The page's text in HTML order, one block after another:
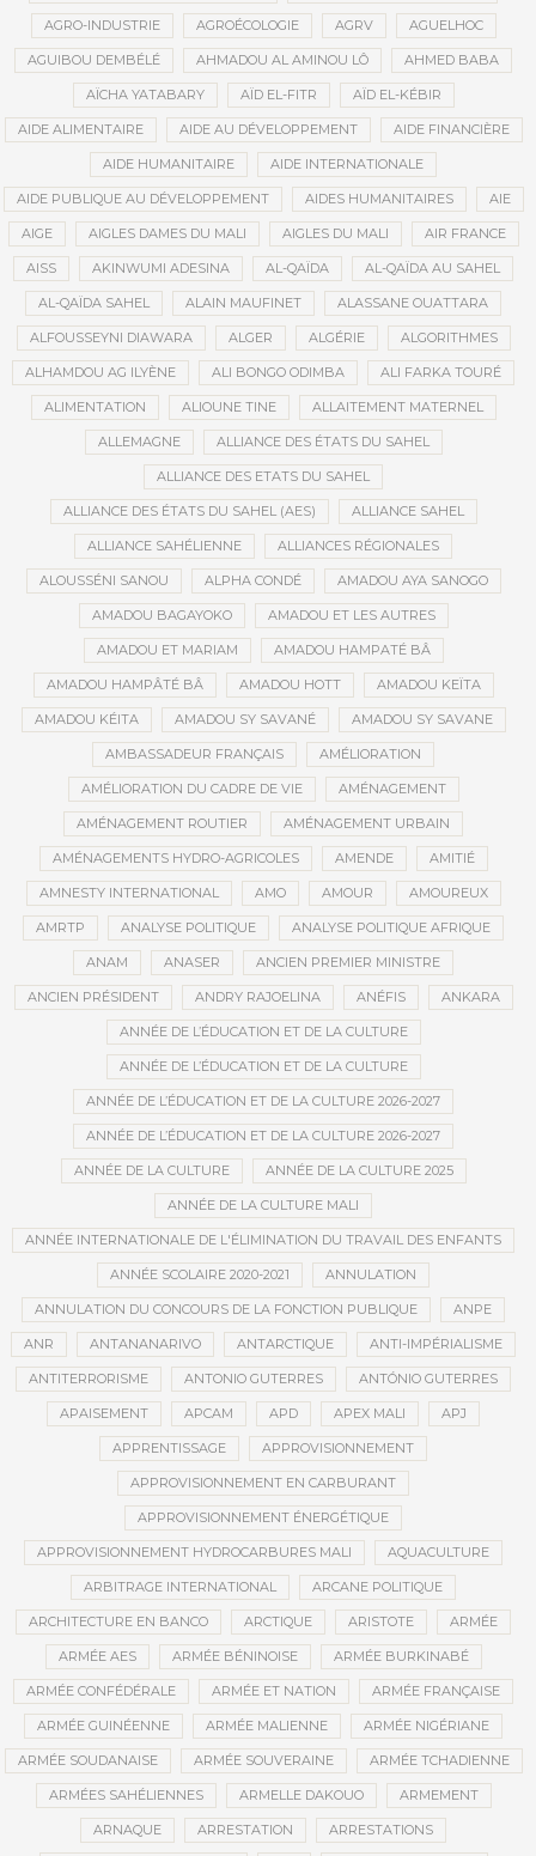
AGRO-INDUSTRIE AGROÉCOLOGIE AGRV AGUELHOC
AGUIBOU DEMBÉLÉ AHMADOU AL AMINOU LÔ AHMED BABA
AÏCHA YATABARY AÏD EL-FITR AÏD EL-KÉBIR
AIDE ALIMENTAIRE AIDE AU DÉVELOPPEMENT AIDE FINANCIÈRE
AIDE HUMANITAIRE AIDE INTERNATIONALE
AIDE PUBLIQUE AU DÉVELOPPEMENT AIDES HUMANITAIRES AIE
AIGE AIGLES DAMES DU MALI AIGLES DU MALI AIR FRANCE
AISS AKINWUMI ADESINA AL-QAÏDA AL-QAÏDA AU SAHEL
AL-QAÏDA SAHEL ALAIN MAUFINET ALASSANE OUATTARA
ALFOUSSEYNI DIAWARA ALGER ALGÉRIE ALGORITHMES
ALHAMDOU AG ILYÈNE ALI BONGO ODIMBA ALI FARKA TOURÉ
ALIMENTATION ALIOUNE TINE ALLAITEMENT MATERNEL
ALLEMAGNE ALLIANCE DES ÉTATS DU SAHEL
ALLIANCE DES ETATS DU SAHEL
ALLIANCE DES ÉTATS DU SAHEL (AES) ALLIANCE SAHEL
ALLIANCE SAHÉLIENNE ALLIANCES RÉGIONALES
ALOUSSÉNI SANOU ALPHA CONDÉ AMADOU AYA SANOGO
AMADOU BAGAYOKO AMADOU ET LES AUTRES
AMADOU ET MARIAM AMADOU HAMPATÉ BÂ
AMADOU HAMPÂTÉ BÂ AMADOU HOTT AMADOU KEÏTA
AMADOU KÉITA AMADOU SY SAVANÉ AMADOU SY SAVANE
AMBASSADEUR FRANÇAIS AMÉLIORATION
AMÉLIORATION DU CADRE DE VIE AMÉNAGEMENT
AMÉNAGEMENT ROUTIER AMÉNAGEMENT URBAIN
AMÉNAGEMENTS HYDRO-AGRICOLES AMENDE AMITIÉ
AMNESTY INTERNATIONAL AMO AMOUR AMOUREUX
AMRTP ANALYSE POLITIQUE ANALYSE POLITIQUE AFRIQUE
ANAM ANASER ANCIEN PREMIER MINISTRE
ANCIEN PRÉSIDENT ANDRY RAJOELINA ANÉFIS ANKARA
ANNÉE DE L’ÉDUCATION ET DE LA CULTURE
ANNÉE DE L’ÉDUCATION ET DE LA CULTURE
ANNÉE DE L’ÉDUCATION ET DE LA CULTURE 2026-2027
ANNÉE DE L’ÉDUCATION ET DE LA CULTURE 2026-2027
ANNÉE DE LA CULTURE ANNÉE DE LA CULTURE 2025
ANNÉE DE LA CULTURE MALI
ANNÉE INTERNATIONALE DE L'ÉLIMINATION DU TRAVAIL DES ENFANTS
ANNÉE SCOLAIRE 2020-2021 ANNULATION
ANNULATION DU CONCOURS DE LA FONCTION PUBLIQUE ANPE
ANR ANTANANARIVO ANTARCTIQUE ANTI-IMPÉRIALISME
ANTITERRORISME ANTONIO GUTERRES ANTÓNIO GUTERRES
APAISEMENT APCAM APD APEX MALI APJ
APPRENTISSAGE APPROVISIONNEMENT
APPROVISIONNEMENT EN CARBURANT
APPROVISIONNEMENT ÉNERGÉTIQUE
APPROVISIONNEMENT HYDROCARBURES MALI AQUACULTURE
ARBITRAGE INTERNATIONAL ARCANE POLITIQUE
ARCHITECTURE EN BANCO ARCTIQUE ARISTOTE ARMÉE
ARMÉE AES ARMÉE BÉNINOISE ARMÉE BURKINABÉ
ARMÉE CONFÉDÉRALE ARMÉE ET NATION ARMÉE FRANÇAISE
ARMÉE GUINÉENNE ARMÉE MALIENNE ARMÉE NIGÉRIANE
ARMÉE SOUDANAISE ARMÉE SOUVERAINE ARMÉE TCHADIENNE
ARMÉES SAHÉLIENNES ARMELLE DAKOUO ARMEMENT
ARNAQUE ARRESTATION ARRESTATIONS